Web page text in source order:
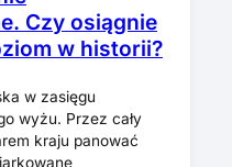
Czy osiągnie
w historii?
w zasięgu
wyżu. Przez cały
kraju panować